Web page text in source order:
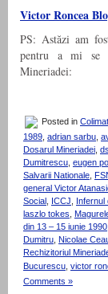
Victor Roncea
PS: Astăzi am
pentru a mi se
Mineriadei:
Posted in
1989 adrian sarbu
Dosarul Mineriadei
Dumitrescu eugen
Salvarii Nationale
general Victor
Social
ICCJ
laszlo tokes
din 13 – 15 iunie 1990
Dumitru Nicolae
Rechizitoriul
Bucurescu victor
Comments »